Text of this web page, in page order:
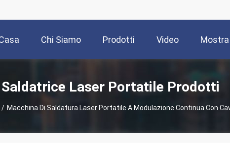
Chi Siamo Prodotti Video Mostra
Saldatrice Laser Portatile Prodotti
/ Macchina Di Saldatura Laser Portatile A Modulazione Continua Con